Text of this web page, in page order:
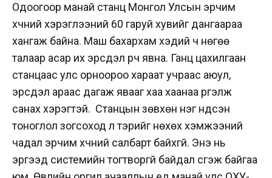
Одоогоор манай станц Монгол Улсын эрчим
хүчний хэрэглээний 60 гаруй хувийг дангаараа
хангаж байна. Маш бахархам хэдий ч нөгөө
талаар асар их эрсдэл үүрч явна. Ганц цахилгаан
станцаас улс орноороо хараат учраас аюул,
эрсдэл араас дагаж явааг хаа хаанаа үргэлж
санах хэрэгтэй. Станцын зөвхөн нэг үндсэн
тоноглол зогсоход л тэрийг нөхөх хэмжээний
чадал эрчим хүчний салбарт байхгүй. Энэ нь
эргээд системийн тогтворгүй байдал үүсгэж байгаа